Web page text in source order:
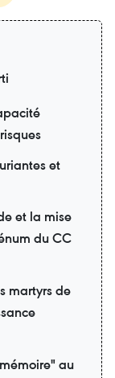
et
et la mise
du CC
martyrs de
au